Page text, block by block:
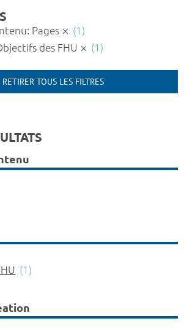
Pages
(1)
des FHU
(1)
RETIRER TOUS LES FILTRES
(1)